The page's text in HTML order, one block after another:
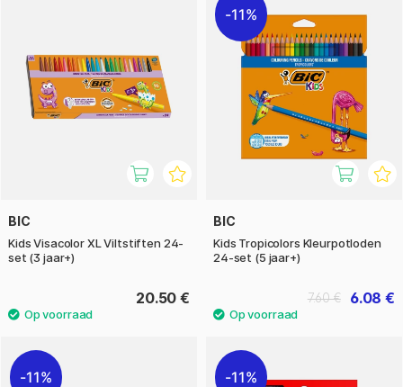
BIC
Kids Visacolor XL Viltstiften 24-
set (3 jaar+)
20.50 €
11%
BIC
Kids Tropicolors Kleurpotloden
24-set (5 jaar+)
6.08 €
7.60 €
11% 11%